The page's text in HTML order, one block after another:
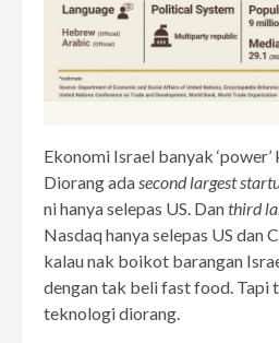
Ekonomi Israel banyak
Diorang ada second largest
ni hanya selepas US. Danthird
Nasdaq hanya selepas US dan
kalau nak boikot barangan
dengan tak beli fast food. Tapi
teknologi diorang.